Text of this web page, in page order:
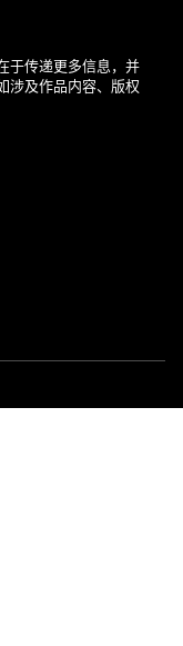
于传递更多信息，并
涉及作品内容、版权